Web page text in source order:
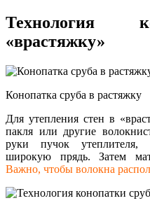
Технология
«врастяжку»
Конопатка сруба в растяжку
Для утепления стен в
пакля или другие
руки пучок утеплителя,
широкую прядь. Затем
Важно, чтобы волокна